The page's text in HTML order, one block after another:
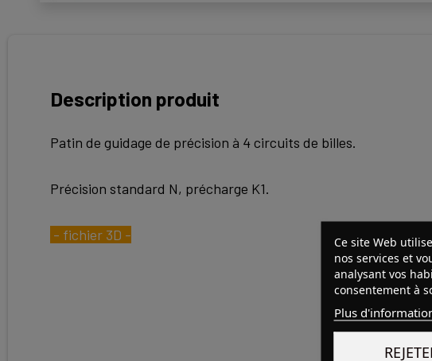
Description produit
Patin de guidage de précision à 4 circuits de billes.
Précision standard N, précharge K1.
- fichier 3D -
Ce site Web
nos services et
analysant vos
consentement à
Plus